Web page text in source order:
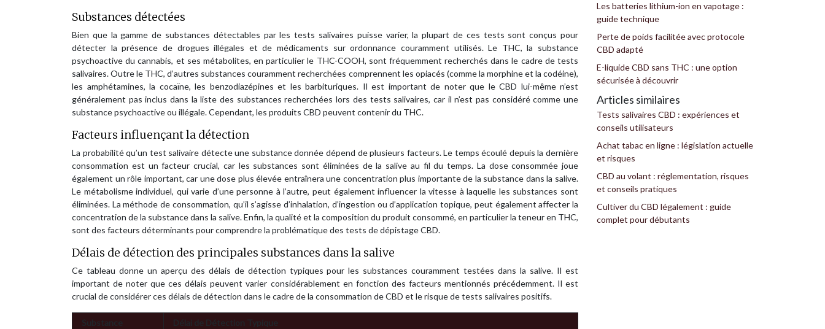
Substances détectées
Bien que la gamme de substances détectables par les tests salivaires puisse varier, la plupart de ces tests sont conçus pour
détecter la présence de drogues illégales et de médicaments sur ordonnance couramment utilisés. Le THC, la substance
psychoactive du cannabis, et ses métabolites, en particulier le THC-COOH, sont fréquemment recherchés dans le cadre de tests
salivaires. Outre le THC, d’autres substances couramment recherchées comprennent les opiacés (comme la morphine et la codéine),
les amphétamines, la cocaïne, les benzodiazépines et les barbituriques. Il est important de noter que le CBD lui-même n’est
généralement pas inclus dans la liste des substances recherchées lors des tests salivaires, car il n’est pas considéré comme une
substance psychoactive ou illégale. Cependant, les produits CBD peuvent contenir du THC.
Facteurs influençant la détection
La probabilité qu’un test salivaire détecte une substance donnée dépend de plusieurs facteurs. Le temps écoulé depuis la dernière
consommation est un facteur crucial, car les substances sont éliminées de la salive au fil du temps. La dose consommée joue
également un rôle important, car une dose plus élevée entraînera une concentration plus importante de la substance dans la salive.
Le métabolisme individuel, qui varie d’une personne à l’autre, peut également influencer la vitesse à laquelle les substances sont
éliminées. La méthode de consommation, qu’il s’agisse d’inhalation, d’ingestion ou d’application topique, peut également affecter la
concentration de la substance dans la salive. Enfin, la qualité et la composition du produit consommé, en particulier la teneur en THC,
sont des facteurs déterminants pour comprendre la problématique des tests de dépistage CBD.
Délais de détection des principales substances dans la salive
Ce tableau donne un aperçu des délais de détection typiques pour les substances couramment testées dans la salive. Il est
important de noter que ces délais peuvent varier considérablement en fonction des facteurs mentionnés précédemment. Il est
crucial de considérer ces délais de détection dans le cadre de la consommation de CBD et le risque de tests salivaires positifs.
Les batteries lithium-ion en vapotage :
guide technique
Perte de poids facilitée avec protocole
CBD adapté
E-liquide CBD sans THC : une option
sécurisée à découvrir
Articles similaires
Tests salivaires CBD : expériences et
conseils utilisateurs
Achat tabac en ligne : législation actuelle
et risques
CBD au volant : réglementation, risques
et conseils pratiques
Cultiver du CBD légalement : guide
complet pour débutants